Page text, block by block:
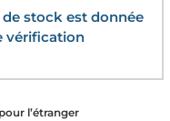
stock est donnée
vérification
l’étranger